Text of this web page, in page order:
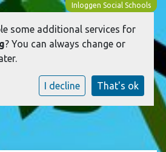
Inloggen Social Schools
some additional services for
? You can always change or
I decline That's ok